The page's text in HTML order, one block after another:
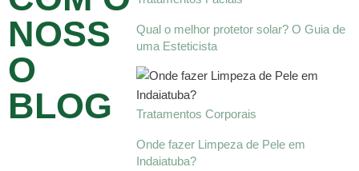
NOSS
O
BLOG
Qual o melhor protetor solar? O Guia de
uma Esteticista
Tratamentos Corporais
Onde fazer Limpeza de Pele em
Indaiatuba?